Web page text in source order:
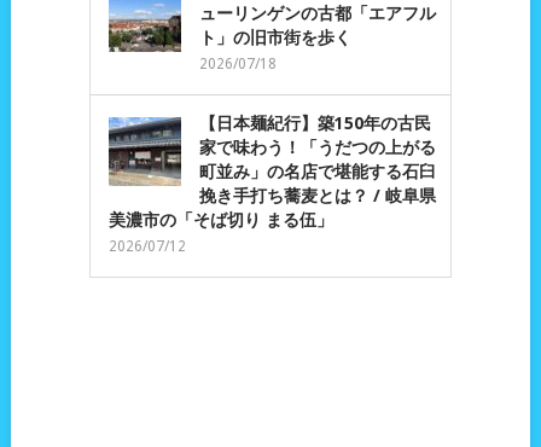
ューリンゲンの古都「エアフル
ト」の旧市街を歩く
2026/07/18
【日本麺紀行】築150年の古民
家で味わう！「うだつの上がる
町並み」の名店で堪能する石臼
挽き手打ち蕎麦とは？ / 岐阜県
美濃市の「そば切り まる伍」
2026/07/12